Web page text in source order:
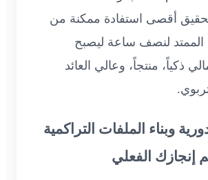
أقصى استفادة ممكنة من
لنصف ساعة ليصبح
ذكياً، منتجاً، وعالي العائد
وبناء الملفات التراكمية
إنجازك الفعلي